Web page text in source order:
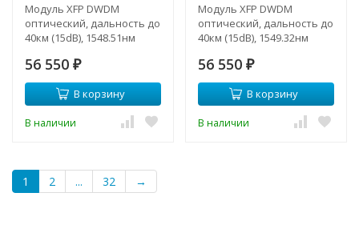
Модуль XFP DWDM
оптический, дальность до
40км (15dB), 1548.51нм
56 550 ₽
В корзину
В наличии
Модуль XFP DWDM
оптический, дальность до
40км (15dB), 1549.32нм
56 550 ₽
В корзину
В наличии
1 2 ... 32 →